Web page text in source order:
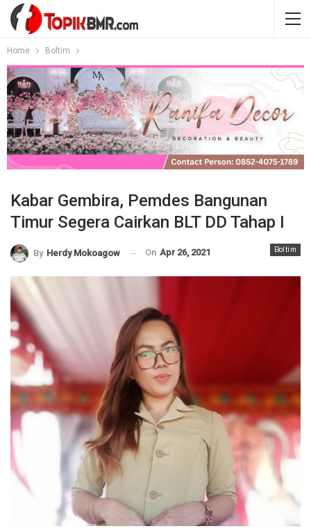
Home Boltim
Kabar Gembira, Pemdes Bangunan
Timur Segera Cairkan BLT DD Tahap I
Boltim
By Herdy Mokoagow On Apr 26, 2021